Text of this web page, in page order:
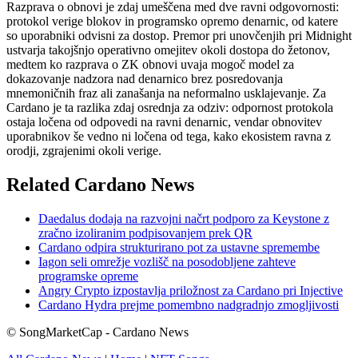
Razprava o obnovi je zdaj umeščena med dve ravni odgovornosti:
protokol verige blokov in programsko opremo denarnic, od katere
so uporabniki odvisni za dostop. Premor pri unovčenjih pri Midnight
ustvarja takojšnjo operativno omejitev okoli dostopa do žetonov,
medtem ko razprava o ZK obnovi uvaja mogoč model za
dokazovanje nadzora nad denarnico brez posredovanja
mnemoničnih fraz ali zanašanja na neformalno usklajevanje. Za
Cardano je ta razlika zdaj osrednja za odziv: odpornost protokola
ostaja ločena od odpovedi na ravni denarnic, vendar obnovitev
uporabnikov še vedno ni ločena od tega, kako ekosistem ravna z
orodji, zgrajenimi okoli verige.
Related Cardano News
Daedalus dodaja na razvojni načrt podporo za Keystone z
zračno izoliranim podpisovanjem prek QR
Cardano odpira strukturirano pot za ustavne spremembe
Iagon seli omrežje vozlišč na posodobljene zahteve
programske opreme
Angry Crypto izpostavlja priložnost za Cardano pri Injective
Cardano Hydra prejme pomembno nadgradnjo zmogljivosti
© SongMarketCap - Cardano News